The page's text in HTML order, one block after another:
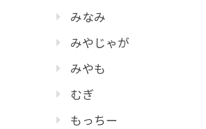
みなみ
みやじゃが
みやも
むぎ
もっちー